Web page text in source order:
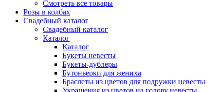
Смотреть все товары
Розы в колбах
Свадебный каталог
Свадебный каталог
Каталог
Каталог
Букеты невесты
Букеты-дублеры
Бутоньерки для жениха
Браслеты из цветов для подружки невесты